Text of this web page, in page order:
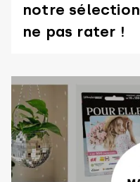
notre
ne pas rater !